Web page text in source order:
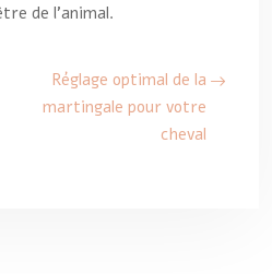
de l’animal.
Réglage optimal de la
martingale pour votre
cheval